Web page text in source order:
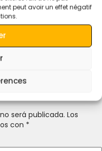
peut avoir un effet négatif
será publicada. Los
con *